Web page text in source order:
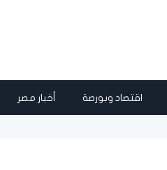
اقتصاد وبورصة أخبار مصر